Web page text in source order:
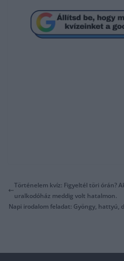
Történelem kvíz: Figyeltél töri órán?
uralkodóház meddig volt hatalmon.
Napi irodalom feladat: Gyöngy, hattyú,